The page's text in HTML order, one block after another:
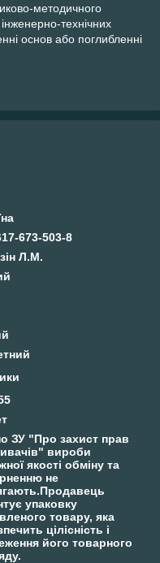
методичного
інженерно-технічних
основ або поглибленні
673-503-8
Л.М.
ЗУ "Про захист прав
вироби
якості обміну та
не
упаковку
товару, яка
цілісність і
його товарного